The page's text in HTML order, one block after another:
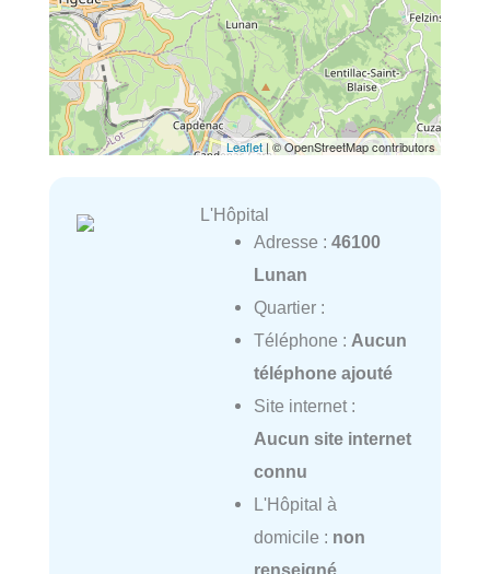
Leaflet| © OpenStreetMap contributors
L'Hôpital
Adresse : 46100
Lunan
Quartier :
Téléphone : Aucun
téléphone ajouté
Site internet :
Aucun site internet
connu
L'Hôpital à
domicile : non
renseigné